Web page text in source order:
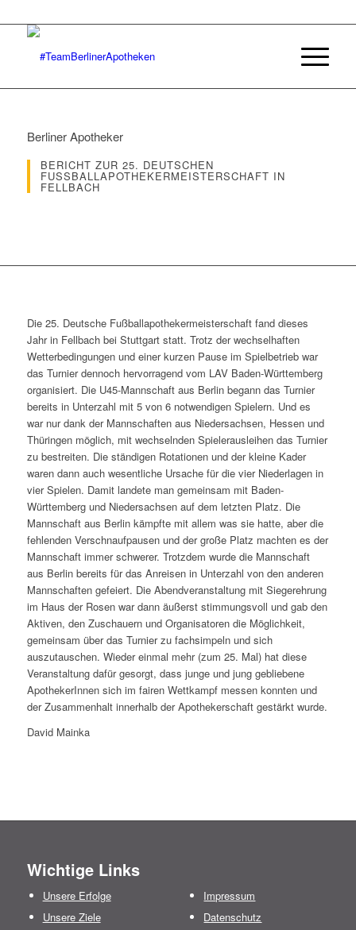
Berliner Apotheker
BERICHT ZUR 25. DEUTSCHEN
FUSSBALLAPOTHEKERMEISTERSCHAFT IN F
ELLBACH
Die 25. Deutsche Fußballapothekermeisterschaft fand dieses
Jahr in Fellbach bei Stuttgart statt. Trotz der wechselhaften
Wetterbedingungen und einer kurzen Pause im Spielbetrieb war
das Turnier dennoch hervorragend vom LAV Baden-Württemberg
organisiert. Die U45-Mannschaft aus Berlin begann das Turnier
bereits in Unterzahl mit 5 von 6 notwendigen Spielern. Und es
war nur dank der Mannschaften aus Niedersachsen, Hessen und
Thüringen möglich, mit wechselnden Spielerausleihen das Turnier
zu bestreiten. Die ständigen Rotationen und der kleine Kader
waren dann auch wesentliche Ursache für die vier Niederlagen in
vier Spielen. Damit landete man gemeinsam mit Baden-
Württemberg und Niedersachsen auf dem letzten Platz. Die
Mannschaft aus Berlin kämpfte mit allem was sie hatte, aber die
fehlenden Verschnaufpausen und der große Platz machten es der
Mannschaft immer schwerer. Trotzdem wurde die Mannschaft
aus Berlin bereits für das Anreisen in Unterzahl von den anderen
Mannschaften gefeiert. Die Abendveranstaltung mit Siegerehrung
im Haus der Rosen war dann äußerst stimmungsvoll und gab den
Aktiven, den Zuschauern und Organisatoren die Möglichkeit,
gemeinsam über das Turnier zu fachsimpeln und sich
auszutauschen. Wieder einmal mehr (zum 25. Mal) hat diese
Veranstaltung dafür gesorgt, dass junge und jung gebliebene
ApothekerInnen sich im fairen Wettkampf messen konnten und
der Zusammenhalt innerhalb der Apothekerschaft gestärkt wurde.
David Mainka
Wichtige Links
Unsere Erfolge
Unsere Ziele
Impressum
Datenschutz